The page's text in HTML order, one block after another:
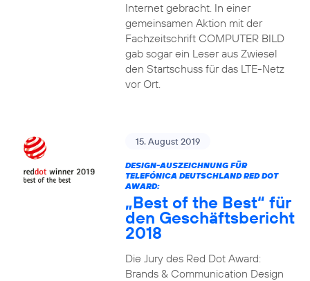
Internet gebracht. In einer
gemeinsamen Aktion mit der
Fachzeitschrift COMPUTER BILD
gab sogar ein Leser aus Zwiesel
den Startschuss für das LTE-Netz
vor Ort.
15. August 2019
DESIGN-AUSZEICHNUNG FÜR
TELEFÓNICA DEUTSCHLAND RED DOT
AWARD:
„Best of the Best“ für
den Geschäftsbericht
2018
Die Jury des Red Dot Award:
Brands & Communication Design